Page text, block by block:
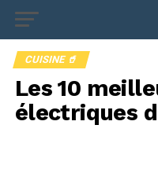
CUISINE 🥤
Les 10
électriques